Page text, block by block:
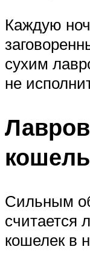
Каждую
сухим
не
Сильным
считается
кошелек в